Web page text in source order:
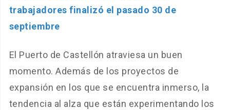
trabajadores finalizó el pasado 30 de
septiembre
El Puerto de Castellón atraviesa un buen
momento. Además de los proyectos de
expansión en los que se encuentra inmerso, la
tendencia al alza que están experimentando los